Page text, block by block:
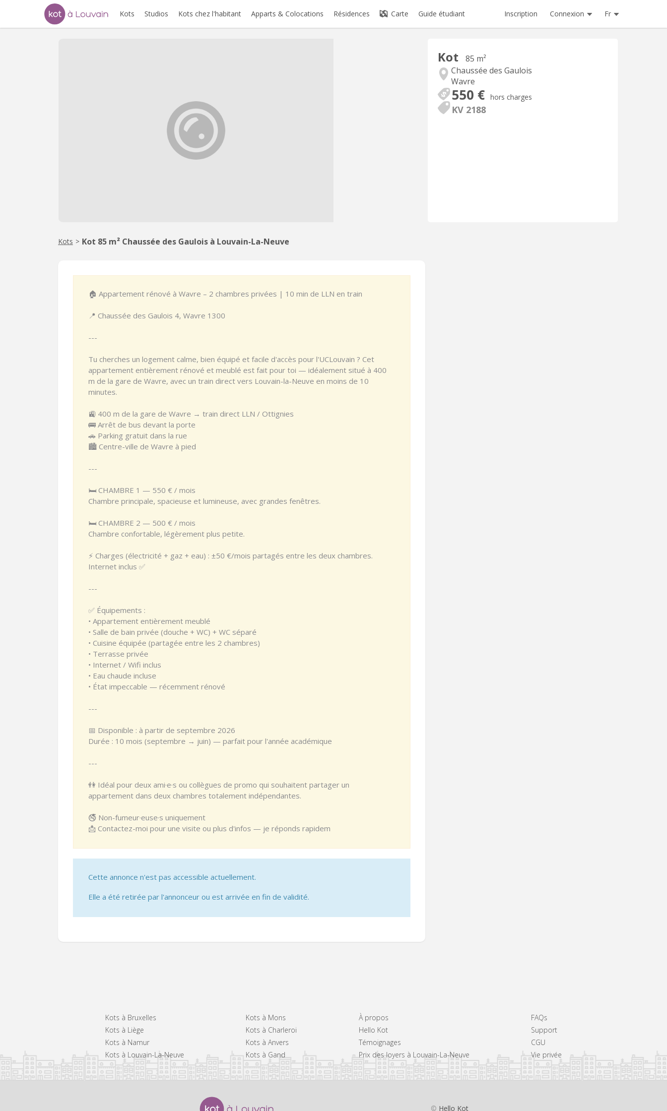
Kots Studios Kots chez l'habitant Apparts & Colocations Résidences Carte Guide étudiant Inscription Connexion Fr
Kot
85 m²
Chaussée des Gaulois
Wavre
550 € hors charges
KV 2188
Kots > Kot 85 m² Chaussée des Gaulois à Louvain-La-Neuve
🏠 Appartement rénové à Wavre – 2 chambres privées | 10 min de LLN en train
📍 Chaussée des Gaulois 4, Wavre 1300
---
Tu cherches un logement calme, bien équipé et facile d'accès pour l'UCLouvain ? Cet
appartement entièrement rénové et meublé est fait pour toi — idéalement situé à 400
m de la gare de Wavre, avec un train direct vers Louvain-la-Neuve en moins de 10
minutes.
🚉 400 m de la gare de Wavre → train direct LLN / Ottignies
🚌 Arrêt de bus devant la porte
🚗 Parking gratuit dans la rue
🏙️ Centre-ville de Wavre à pied
---
🛏️ CHAMBRE 1 — 550 € / mois
Chambre principale, spacieuse et lumineuse, avec grandes fenêtres.
🛏️ CHAMBRE 2 — 500 € / mois
Chambre confortable, légèrement plus petite.
⚡ Charges (électricité + gaz + eau) : ±50 €/mois partagés entre les deux chambres.
Internet inclus ✅
---
✅ Équipements :
• Appartement entièrement meublé
• Salle de bain privée (douche + WC) + WC séparé
• Cuisine équipée (partagée entre les 2 chambres)
• Terrasse privée
• Internet / Wifi inclus
• Eau chaude incluse
• État impeccable — récemment rénové
---
📅 Disponible : à partir de septembre 2026
Durée : 10 mois (septembre → juin) — parfait pour l'année académique
---
👫 Idéal pour deux ami·e·s ou collègues de promo qui souhaitent partager un
appartement dans deux chambres totalement indépendantes.
🚭 Non-fumeur·euse·s uniquement
📩 Contactez-moi pour une visite ou plus d'infos — je réponds rapidem
Cette annonce n'est pas accessible actuellement.
Elle a été retirée par l'annonceur ou est arrivée en fin de validité.
Kots à Bruxelles
Kots à Liège
Kots à Namur
Kots à Louvain-La-Neuve
Kots à Mons
Kots à Charleroi
Kots à Anvers
Kots à Gand
À propos
Hello Kot
Témoignages
Prix des loyers à Louvain-La-Neuve
FAQs
Support
CGU
Vie privée
© Hello Kot